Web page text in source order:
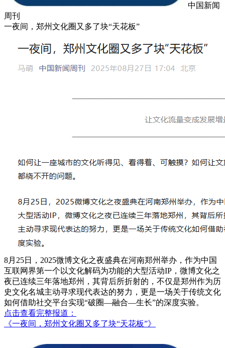
中国新闻
周刊
一夜间，郑州文化圈又多了块“天花板”
8月25日，2025微博文化之夜盛典在河南郑州举办，作为中国
互联网界第一个以文化解码为功能的大型活动IP，微博文化之
夜已连续三年落地郑州，其背后所折射的，不仅是郑州作为历
史文化名城主动寻求现代表达的努力，更是一场关于传统文化
如何借助社交平台实现“破圈—融合—生长”的深度实验。
点击查看完整报道：
《一夜间，郑州文化圈又多了块“天花板”》